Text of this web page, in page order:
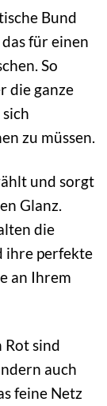
Bund
für einen
So
die ganze
zu müssen.
und sorgt
Glanz.
die
ihre perfekte
an Ihrem
Rot sind
auch
feine Netz